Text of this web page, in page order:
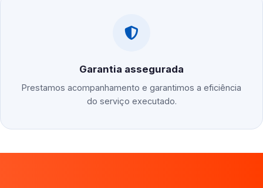
Garantia assegurada
Prestamos acompanhamento e garantimos a eficiência
do serviço executado.